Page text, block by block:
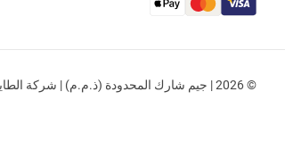
© 2026 | جيم شارك المحدودة (ذ.م.م) | شركة الطاير إنسغنيا| جميع الحقوق محفوظة